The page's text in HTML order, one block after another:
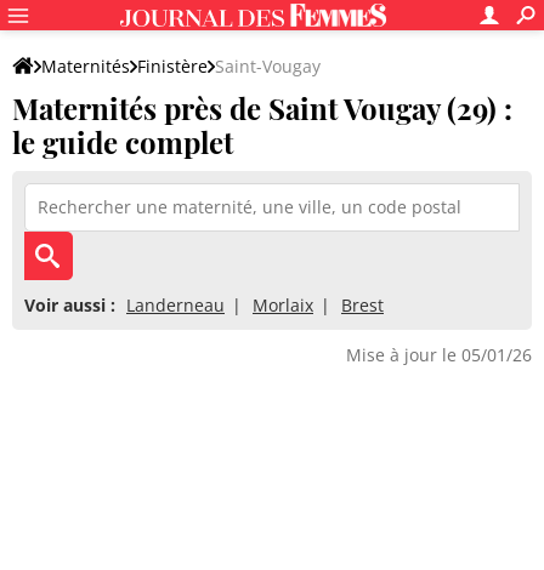
Maternités Finistère Saint-Vougay
Maternités près de Saint Vougay (29) :
le guide complet
Voir aussi : Landerneau Morlaix Brest
Mise à jour le 05/01/26